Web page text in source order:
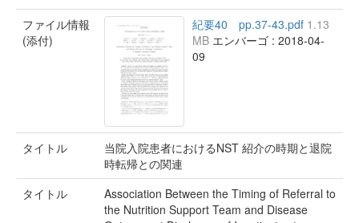
ファイル情報
(添付)
紀要40 pp.37-43.pdf 1.13
MB エンバーゴ : 2018-04-
09
タイトル
当院入院患者におけるNST 紹介の時期と退院
時転帰との関連
タイトル
Association Between the Timing of Referral to
the Nutrition Support Team and Disease